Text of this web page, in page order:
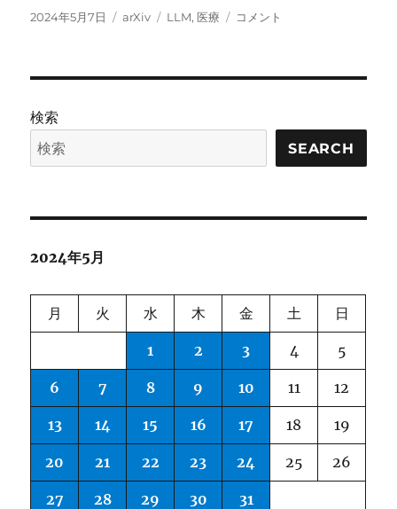
投
2024年5月7日
カ
arXiv
タ
LLM, 医療
Capabilities
に
コメント
検索
SEARCH
2024年5月
月 火 水 木 金 土 日
1 2 3 4 5
6 7 8 9 10 11 12
13 14 15 16 17 18 19
20 21 22 23 24 25 26
27 28 29 30 31